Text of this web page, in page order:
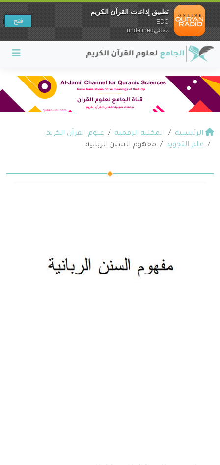
الرئيسية المكتبة الرقمية
علوم القرآن الكريم
علم التجويد
مفهوم السنن الربانية
تطبيق إذاعات القرآن الكريم
EDC
مجانيundefined
فتح